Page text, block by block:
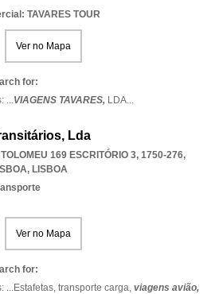
TAVARES TOUR
Ver no Mapa
for:
...VIAGENS TAVARES, LDA...
Lda
169 ESCRITÓRIO 3, 1750-276,
, LISBOA
Ver no Mapa
for:
...Estafetas, transporte carga, viagens avião,